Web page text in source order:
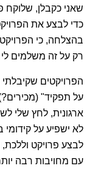
שאני כקבלן, שלוקח
כדי לבצע את
בהצלחה, כי
רק על זה משלמים לי
הפרויקטים
על תפקיד"
ארגונית, לחץ שלי
לא ישפיע על קידומי
לבצע פרויקט וללכת,
עם מחויבות רבה